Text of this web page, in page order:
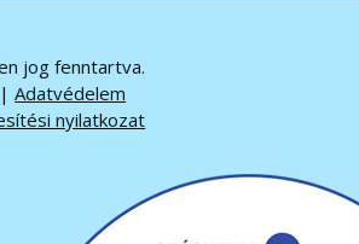
jog fenntartva.
|Adatvédelem
nyilatkozat